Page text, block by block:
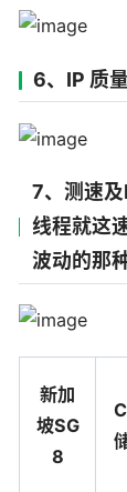
6、IP 质
7、测速
线程就这
波动的那
新加
坡SG
8